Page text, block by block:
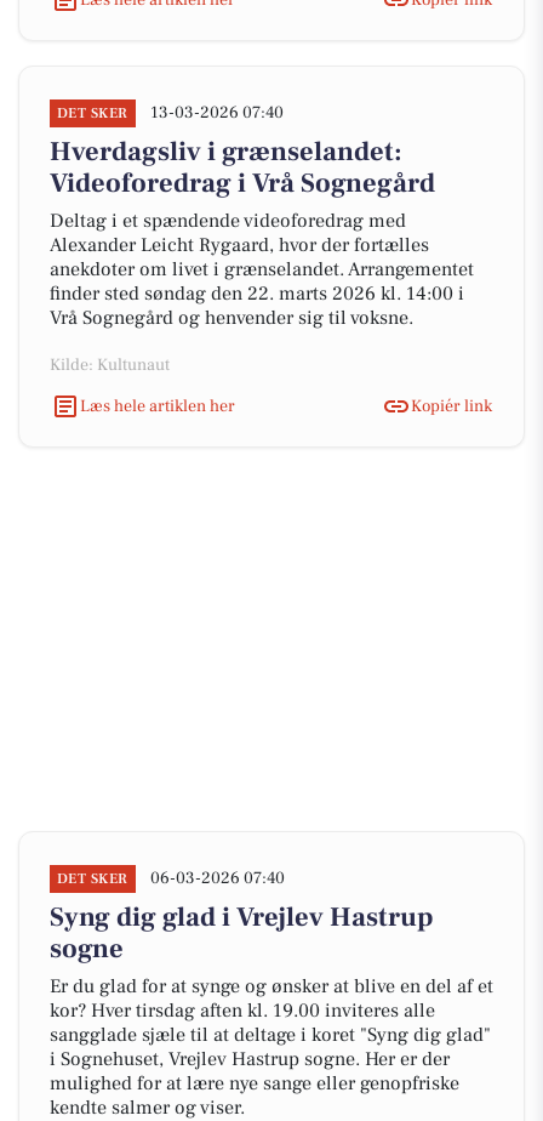
DET SKER 13-03-2026 07:40
Hverdagsliv i grænselandet:
Videoforedrag i Vrå Sognegård
Deltag i et spændende videoforedrag med
Alexander Leicht Rygaard, hvor der fortælles
anekdoter om livet i grænselandet. Arrangementet
finder sted søndag den 22. marts 2026 kl. 14:00 i
Vrå Sognegård og henvender sig til voksne.
Kilde: Kultunaut
Læs hele artiklen her
Kopiér link
DET SKER 06-03-2026 07:40
Syng dig glad i Vrejlev Hastrup
sogne
Er du glad for at synge og ønsker at blive en del af et
kor? Hver tirsdag aften kl. 19.00 inviteres alle
sangglade sjæle til at deltage i koret "Syng dig glad"
i Sognehuset, Vrejlev Hastrup sogne. Her er der
mulighed for at lære nye sange eller genopfriske
kendte salmer og viser.